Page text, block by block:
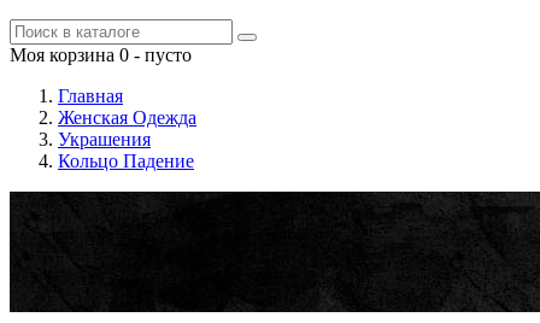
Моя корзина 0 - пусто
Главная
Женская Одежда
Украшения
Кольцо Падение